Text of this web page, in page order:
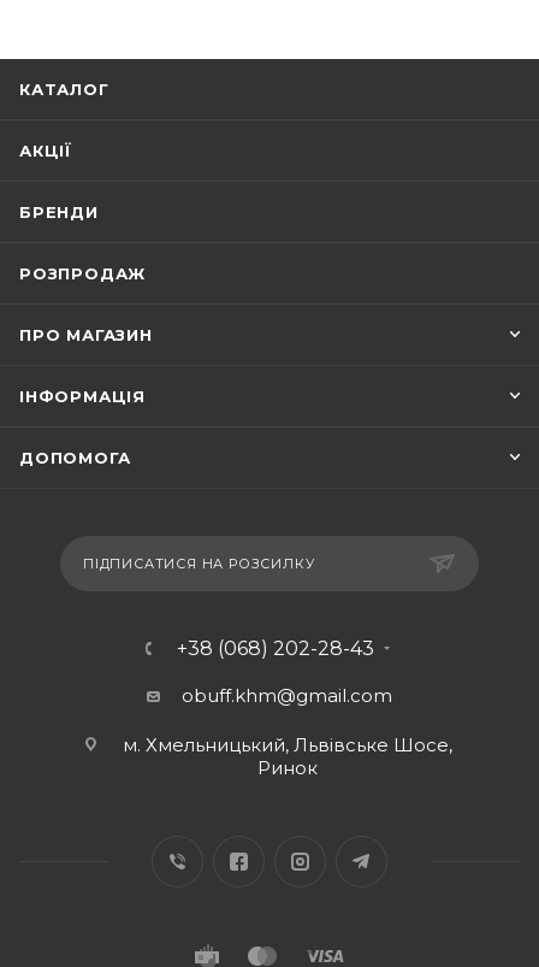
КАТАЛОГ
АКЦІЇ
БРЕНДИ
РОЗПРОДАЖ
ПРО МАГАЗИН
ІНФОРМАЦІЯ
ДОПОМОГА
ПІДПИСАТИСЯ НА РОЗСИЛКУ
+38 (068) 202-28-43
obuff.khm@gmail.com
м. Хмельницький, Львівське Шосе,
Ринок